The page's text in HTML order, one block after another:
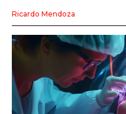
Ricardo Mendoza